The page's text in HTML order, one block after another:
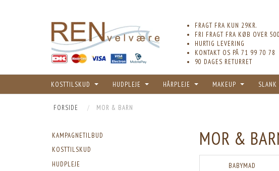
FRAGT FRA KUN 29KR.
FRI FRAGT FRA KØB OVER
HURTIG LEVERING
KONTAKT OS PÅ 71 99 70 78
90 DAGES RETURRET
KOSTTILSKUD HUDPLEJE HÅRPLEJE MAKEUP SLANK
FORSIDE MOR & BARN
KAMPAGNETILBUD
KOSTTILSKUD
HUDPLEJE
MOR &
BABYMAD